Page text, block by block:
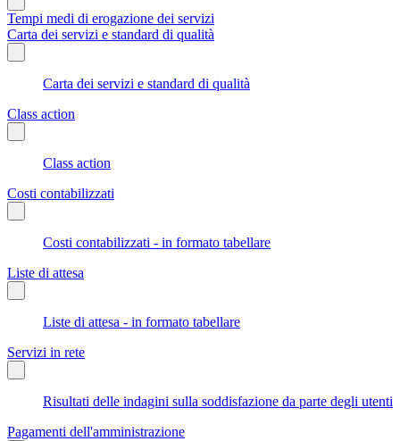
Tempi medi di erogazione dei servizi
Carta dei servizi e standard di qualità
Carta dei servizi e standard di qualità
Class action
Class action
Costi contabilizzati
Costi contabilizzati - in formato tabellare
Liste di attesa
Liste di attesa - in formato tabellare
Servizi in rete
Risultati delle indagini sulla soddisfazione da parte degli utenti
Pagamenti dell'amministrazione